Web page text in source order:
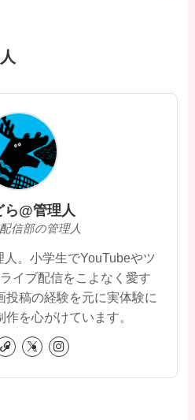
ら@管理人
信部の管理人
。小学生でYouTubeやツ
イブ配信をこよなく愛す
投稿の経験を元に実体験に
を心がけています。